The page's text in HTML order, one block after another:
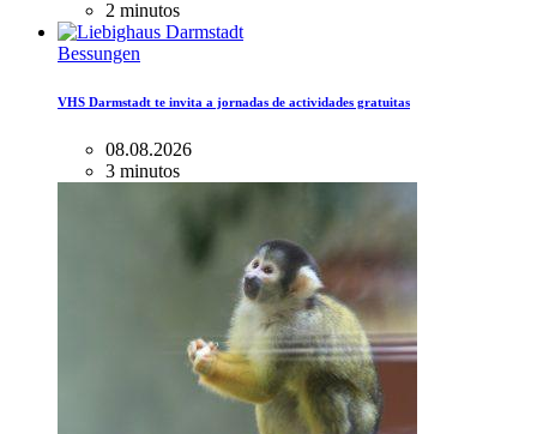
2 minutos
Bessungen
VHS Darmstadt te invita a jornadas de actividades gratuitas
08.08.2026
3 minutos